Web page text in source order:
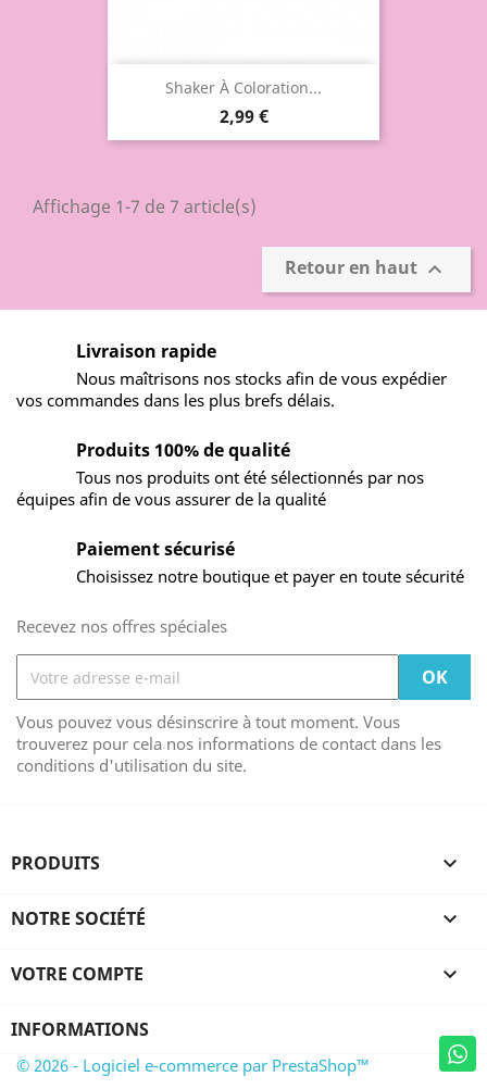
Shaker À Coloration...
2,99 €
Affichage 1-7 de 7 article(s)
Retour en haut 
Livraison rapide
Nous maîtrisons nos stocks afin de vous expédier
vos commandes dans les plus brefs délais.
Produits 100% de qualité
Tous nos produits ont été sélectionnés par nos
équipes afin de vous assurer de la qualité
Paiement sécurisé
Choisissez notre boutique et payer en toute sécurité
Recevez nos offres spéciales
Vous pouvez vous désinscrire à tout moment. Vous
trouverez pour cela nos informations de contact dans les
conditions d'utilisation du site.
PRODUITS 
NOTRE SOCIÉTÉ 
VOTRE COMPTE 
INFORMATIONS
© 2026 - Logiciel e-commerce par PrestaShop™